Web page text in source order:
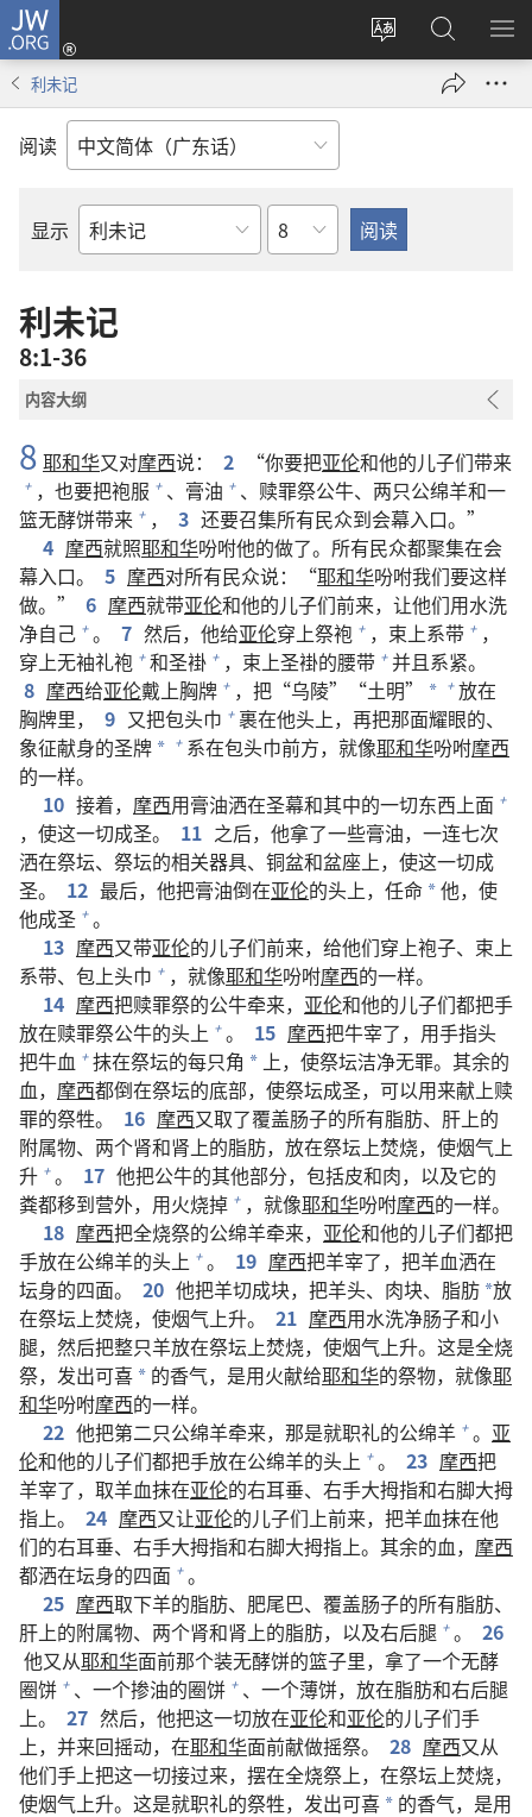
JW.ORG
更
登
录
（打
搜
索
JW.ORG
显
利未记
阅读
显示
圣
经
卷
章
利未记
8:1-36
内容大纲
8 耶和华又对摩西说： 2 “你要把亚伦和他的儿子们带来
+ ，也要把袍服 + 、膏油 + 、赎罪祭公牛、两只公绵羊和一
篮无酵饼带来 + ， 3 还要召集所有民众到会幕入口。”
4 摩西就照耶和华吩咐他的做了。所有民众都聚集在会
幕入口。
5 摩西对所有民众说：“耶和华吩咐我们要这样
做。”
6 摩西就带亚伦和他的儿子们前来，让他们用水洗
净自己 + 。 7 然后，他给亚伦穿上祭袍 + ，束上系带 + ，
穿上无袖礼袍 + 和圣褂 + ，束上圣褂的腰带 + 并且系紧。
8 摩西给亚伦戴上胸牌 + ，把“乌陵”“土明” * + 放在
胸牌里，
9 又把包头巾 + 裹在他头上，再把那面耀眼的、
象征献身的圣牌 * + 系在包头巾前方，就像耶和华吩咐摩西
的一样。
10 接着， 摩西用膏油洒在圣幕和其中的一切东西上面 +
，使这一切成圣。 11 之后，他拿了一些膏油，一连七次
洒在祭坛、祭坛的相关器具、铜盆和盆座上，使这一切成
圣。
12 最后，他把膏油倒在亚伦的头上，任命 *他，使
他成圣 + 。
13 摩西又带亚伦的儿子们前来，给他们穿上袍子、束上
系带、包上头巾 + ，就像耶和华吩咐摩西的一样。
14 摩西把赎罪祭的公牛牵来， 亚伦和他的儿子们都把手
放在赎罪祭公牛的头上 + 。 15 摩西把牛宰了，用手指头
把牛血 + 抹在祭坛的每只角 * 上，使祭坛洁净无罪。其余的
血， 摩西都倒在祭坛的底部，使祭坛成圣，可以用来献上赎
罪的祭牲。
16 摩西又取了覆盖肠子的所有脂肪、肝上的
附属物、两个肾和肾上的脂肪，放在祭坛上焚烧，使烟气上
升 + 。 17 他把公牛的其他部分，包括皮和肉，以及它的
粪都移到营外，用火烧掉 + ，就像耶和华吩咐摩西的一样。
18 摩西把全烧祭的公绵羊牵来， 亚伦和他的儿子们都把
手放在公绵羊的头上 + 。 19 摩西把羊宰了，把羊血洒在
坛身的四面。
20 他把羊切成块，把羊头、肉块、脂肪 *放
在祭坛上焚烧，使烟气上升。
21 摩西用水洗净肠子和小
腿，然后把整只羊放在祭坛上焚烧，使烟气上升。这是全烧
祭，发出可喜 * 的香气，是用火献给耶和华的祭物，就像耶
和华吩咐摩西的一样。
22 他把第二只公绵羊牵来，那是就职礼的公绵羊 + 。 亚
伦和他的儿子们都把手放在公绵羊的头上 + 。 23 摩西把
羊宰了，取羊血抹在亚伦的右耳垂、右手大拇指和右脚大拇
指上。
24 摩西又让亚伦的儿子们上前来，把羊血抹在他
们的右耳垂、右手大拇指和右脚大拇指上。其余的血， 摩西
都洒在坛身的四面 + 。
25 摩西取下羊的脂肪、肥尾巴、覆盖肠子的所有脂肪、
肝上的附属物、两个肾和肾上的脂肪，以及右后腿 + 。
26
他又从耶和华面前那个装无酵饼的篮子里，拿了一个无酵
圈饼 + 、一个掺油的圈饼 + 、一个薄饼，放在脂肪和右后腿
上。
27 然后，他把这一切放在亚伦和亚伦的儿子们手
上，并来回摇动，在耶和华面前献做摇祭。 28 摩西又从
他们手上把这一切接过来，摆在全烧祭上，在祭坛上焚烧，
使烟气上升。这是就职礼的祭牲，发出可喜 * 的香气，是用